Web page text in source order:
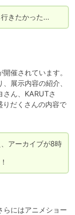
きたかった…
催されています。
展示内容の紹介、
さん、KARUTさ
だくさんの内容で
アーカイブが8時
らにはアニメショー